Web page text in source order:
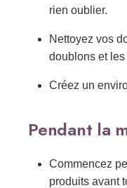
rien oublier.
Nettoyez vos
doublons et
Créez un
Pendant la
Commencez
produits avant